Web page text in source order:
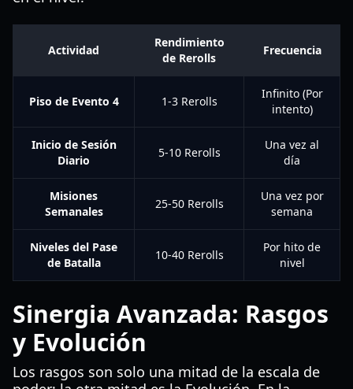
Actividad
Rendimiento
de Rerolls
Frecuencia
Piso de Evento 4 1-3 Rerolls
Infinito (Por
intento)
Inicio de Sesión
Diario
5-10 Rerolls
Una vez al
día
Misiones
Semanales
25-50 Rerolls
Una vez por
semana
Niveles del Pase
de Batalla
10-40 Rerolls
Por hito de
nivel
Sinergia Avanzada: Rasgos
y Evolución
Los rasgos son solo una mitad de la escala de